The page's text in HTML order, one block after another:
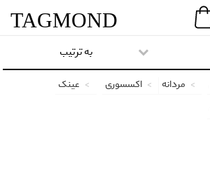
TAGMOND
به ترتیب
مردانه اکسسوری
عینک